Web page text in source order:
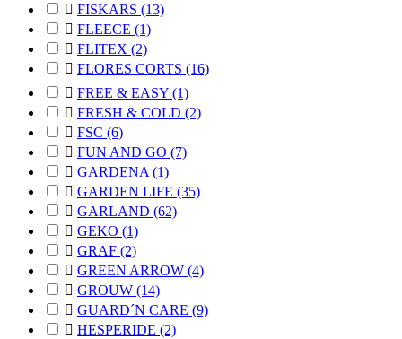
 FISKARS (13)
 FLEECE (1)
 FLITEX (2)
 FLORES CORTS (16)
 FREE & EASY (1)
 FRESH & COLD (2)
 FSC (6)
 FUN AND GO (7)
 GARDENA(1)
 GARDEN LIFE (35)
 GARLAND (62)
 GEKO (1)
 GRAF (2)
 GREEN ARROW (4)
 GROUW (14)
 GUARD´N CARE (9)
 HESPERIDE (2)